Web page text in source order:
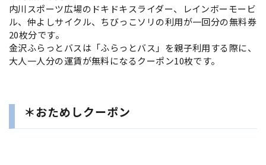
内川スポーツ広場のドキドキスライダー、レインボーモービ
ル、仲よしサイクル、ちびっこソリの利用が一回分の無料券
20枚分です。
金沢ふらっとバスは「ふらっとバス」を親子利用する際に、
大人一人分の運賃が無料になるクーポン10枚です。
＊おためしクーポン